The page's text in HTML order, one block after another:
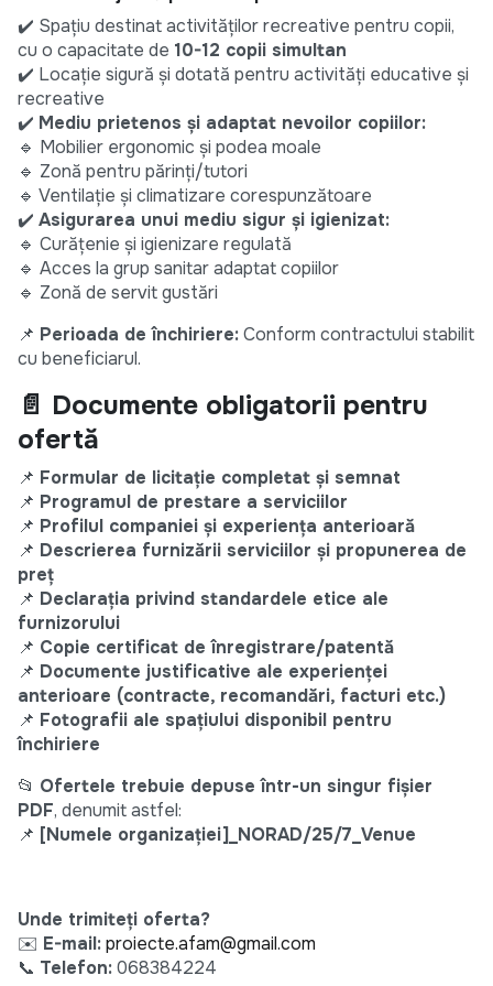
✔️ Spațiu destinat activităților recreative pentru copii,
cu o capacitate de 10-12 copii simultan
✔️ Locație sigură și dotată pentru activități educative și
recreative
✔️ Mediu prietenos și adaptat nevoilor copiilor:
🔹 Mobilier ergonomic și podea moale
🔹 Zonă pentru părinți/tutori
🔹 Ventilație și climatizare corespunzătoare
✔️ Asigurarea unui mediu sigur și igienizat:
🔹 Curățenie și igienizare regulată
🔹 Acces la grup sanitar adaptat copiilor
🔹 Zonă de servit gustări
📌 Perioada de închiriere:Conform contractului stabilit
cu beneficiarul.
📄 Documente obligatorii pentru
ofertă
📌 Formular de licitație completat și semnat
📌 Programul de prestare a serviciilor
📌 Profilul companiei și experiența anterioară
📌 Descrierea furnizării serviciilor și propunerea de
preț
📌 Declarația privind standardele etice ale
furnizorului
📌 Copie certificat de înregistrare/patentă
📌 Documente justificative ale experienței
anterioare (contracte, recomandări, facturi etc.)
📌 Fotografii ale spațiului disponibil pentru
închiriere
📂 Ofertele trebuie depuse într-un singur fișier
PDF, denumit astfel:
📌 [Numele organizației]_NORAD/25/7_Venue
Unde trimiteți oferta?
✉️ E-mail:proiecte.afam@gmail.com
📞 Telefon:068384224